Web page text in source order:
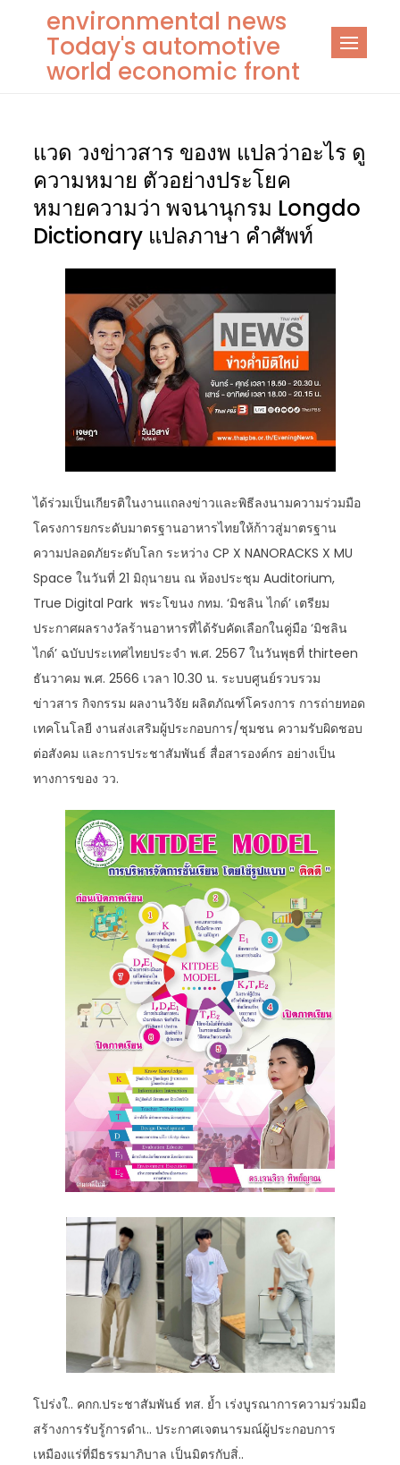
content
environmental news
Today's automotive
world economic front
แวด วงข่าวสาร ของพ แปลว่าอะไร ดู
ความหมาย ตัวอย่างประโยค
หมายความว่า พจนานุกรม Longdo
Dictionary แปลภาษา คำศัพท์
ได้ร่วมเป็นเกียรติในงานแถลงข่าวและพิธีลงนามความร่วมมือ
โครงการยกระดับมาตรฐานอาหารไทยให้ก้าวสู่มาตรฐาน
ความปลอดภัยระดับโลก ระหว่าง CP X NANORACKS X MU
Space ในวันที่ 21 มิถุนายน ณ ห้องประชุม Auditorium,
True Digital Park พระโขนง กทม. ‘มิชลิน ไกด์’ เตรียม
ประกาศผลรางวัลร้านอาหารที่ได้รับคัดเลือกในคู่มือ ‘มิชลิน
ไกด์’ ฉบับประเทศไทยประจำ พ.ศ. 2567 ในวันพุธที่ thirteen
ธันวาคม พ.ศ. 2566 เวลา 10.30 น. ระบบศูนย์รวบรวม
ข่าวสาร กิจกรรม ผลงานวิจัย ผลิตภัณฑ์โครงการ การถ่ายทอด
เทคโนโลยี งานส่งเสริมผู้ประกอบการ/ชุมชน ความรับผิดชอบ
ต่อสังคม และการประชาสัมพันธ์ สื่อสารองค์กร อย่างเป็น
ทางการของ วว.
โปร่งใ.. คกก.ประชาสัมพันธ์ ทส. ย้ำ เร่งบูรณาการความร่วมมือ
สร้างการรับรู้การดำเ.. ประกาศเจตนารมณ์ผู้ประกอบการ
เหมืองแร่ที่มีธรรมาภิบาล เป็นมิตรกับสิ่..